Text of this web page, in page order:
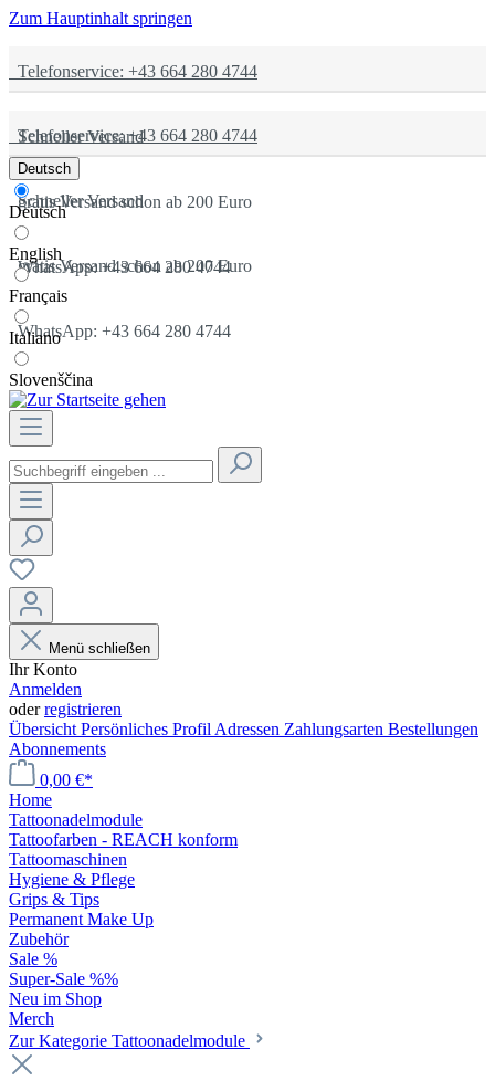
Zum Hauptinhalt springen
Telefonservice: +43 664 280 4744
Schneller Versand
gratis Versand schon ab 200 Euro
WhatsApp: +43 664 280 4744
Telefonservice: +43 664 280 4744
Schneller Versand
gratis Versand schon ab 200 Euro
WhatsApp: +43 664 280 4744
Deutsch
Deutsch
English
Français
Italiano
Slovenščina
Menü schließen
Ihr Konto
Anmelden
oderregistrieren
Übersicht Persönliches Profil Adressen Zahlungsarten Bestellungen
Abonnements
0,00 €*
Home
Tattoonadelmodule
Tattoofarben - REACH konform
Tattoomaschinen
Hygiene & Pflege
Grips & Tips
Permanent Make Up
Zubehör
Sale %
Super-Sale %%
Neu im Shop
Merch
Zur Kategorie Tattoonadelmodule